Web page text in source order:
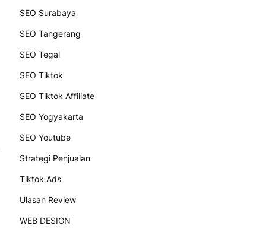
SEO Surabaya
SEO Tangerang
SEO Tegal
SEO Tiktok
SEO Tiktok Affiliate
SEO Yogyakarta
SEO Youtube
Strategi Penjualan
Tiktok Ads
Ulasan Review
WEB DESIGN